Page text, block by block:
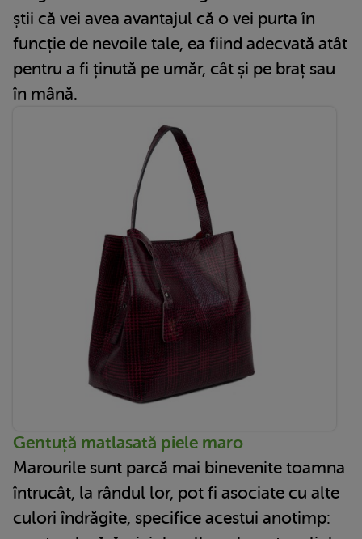
știi că vei avea avantajul că o vei purta în
funcție de nevoile tale, ea fiind adecvată atât
pentru a fi ținută pe umăr, cât și pe braț sau
în mână.
Gentuță matlasată piele maro
Marourile sunt parcă mai binevenite toamna
întrucât, la rândul lor, pot fi asociate cu alte
culori îndrăgite, specifice acestui anotimp: